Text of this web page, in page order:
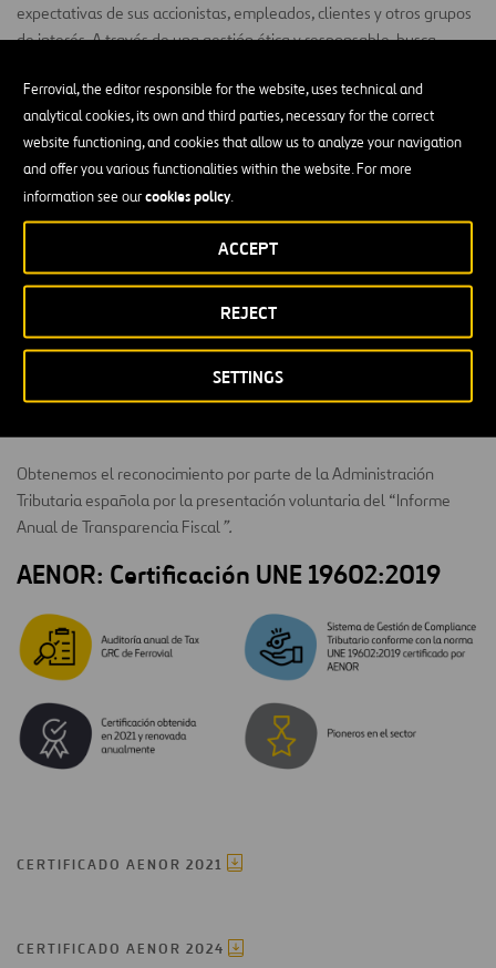
Ferrovial, the editor responsible for the website, uses technical and
analytical cookies, its own and third parties, necessary for the correct
website functioning, and cookies that allow us to analyze your navigation
and offer you various functionalities within the website. For more
information see ourcookies policy.
SETTINGS
REJECT
ACCEPT
expectativas de sus accionistas, empleados, clientes y otros grupos
de interés. A través de una gestión ética y responsable, busca
desarrollo sostenible de las comunidades en las que está presente.
Estamos adheridos al código de buenas prácticas tributarias de la
Agencia Tributaria en España.
¿Qué es? Agencia Tributaria: Código de Buenas Prácticas
Relación de entidades adheridas actualizada:Agencia
Tributaria: Código de Buenas Prácticas Tributarias –
Adhesiones al Código de Buenas Prácticas Tributarias.
Obtenemos el reconocimiento por parte de la Administración
Tributaria española por la presentación voluntaria del “Informe
Anual de Transparencia Fiscal ”.
AENOR: Certificación UNE 19602:2019
CERTIFICADO AENOR 2021
CERTIFICADO AENOR 2024